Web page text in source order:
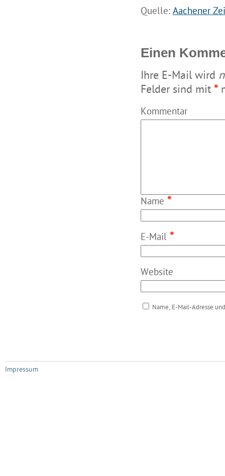
Quelle: Aachener
Einen
Ihre E-Mail wird
Felder sind mit *
Kommentar
Name *
E-Mail *
Website
Name, E-Mail-Adresse
Impressum